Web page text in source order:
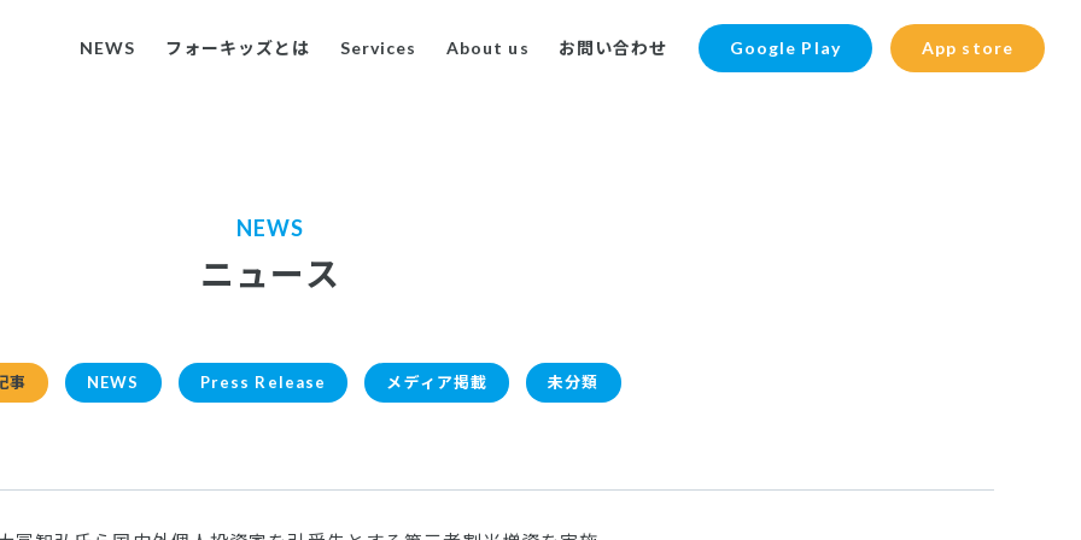
NEWS フォーキッズとは Services About us お問い合わせ Google Play App store
NEWS
ニュース
事 NEWS Press Release メディア掲載 未分類